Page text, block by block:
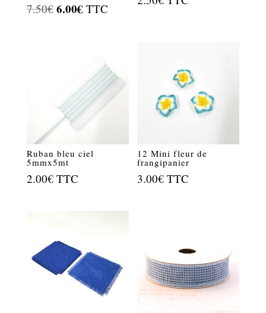
7.50€ Le
6.00€Le
6.00€.
TTC
Ruban bleu ciel
5mmx5mt
2.00€ TTC
12 Mini fleur de
frangipanier
3.00€ TTC